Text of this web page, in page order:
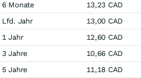
6 Monate
13,23 CAD
Lfd. Jahr
13,00 CAD
1 Jahr
12,60 CAD
3 Jahre
10,66 CAD
5 Jahre
11,18 CAD